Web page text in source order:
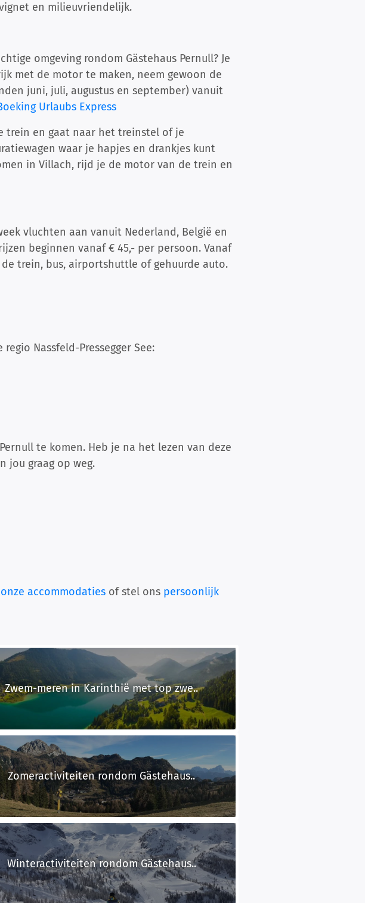
en milieuvriendelijk.
omgeving rondom Gästehaus Pernull? Je
met de motor te maken, neem gewoon de
juni, juli, augustus en september) vanuit
Urlaubs Express
trein en gaat naar het treinstel of je
waar je hapjes en drankjes kunt
in Villach, rijd je de motor van de trein en
vluchten aan vanuit Nederland, België en
beginnen vanaf € 45,- per persoon. Vanaf
trein, bus, airportshuttle of gehuurde auto.
Nassfeld-Pressegger See:
te komen. Heb je na het lezen van deze
jou graag op weg.
accommodaties of stel ons persoonlijk
Zomeractiviteiten rondom Gästehaus..
Winteractiviteiten rondom Gästehaus..
Zwem-meren in Karinthië met top zwe..